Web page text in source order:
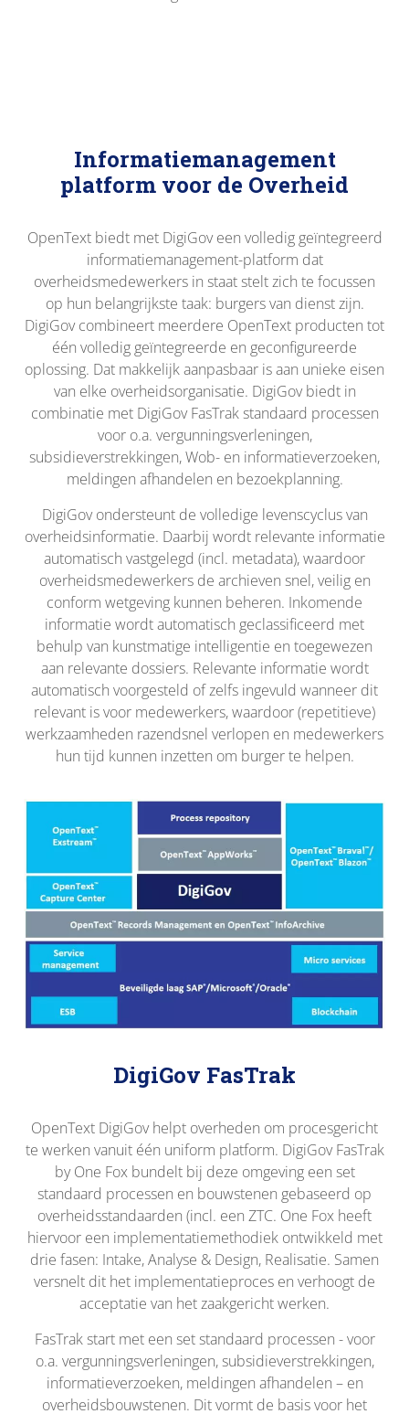
Informatiemanagement
platform voor de Overheid
OpenText biedt met DigiGov een volledig geïntegreerd
informatiemanagement-platform dat
overheidsmedewerkers in staat stelt zich te focussen
op hun belangrijkste taak: burgers van dienst zijn.
DigiGov combineert meerdere OpenText producten tot
één volledig geïntegreerde en geconfigureerde
oplossing. Dat makkelijk aanpasbaar is aan unieke eisen
van elke overheidsorganisatie. DigiGov biedt in
combinatie met DigiGov FasTrak standaard processen
voor o.a. vergunningsverleningen,
subsidieverstrekkingen, Wob- en informatieverzoeken,
meldingen afhandelen en bezoekplanning.
DigiGov ondersteunt de volledige levenscyclus van
overheidsinformatie. Daarbij wordt relevante informatie
automatisch vastgelegd (incl. metadata), waardoor
overheidsmedewerkers de archieven snel, veilig en
conform wetgeving kunnen beheren. Inkomende
informatie wordt automatisch geclassificeerd met
behulp van kunstmatige intelligentie en toegewezen
aan relevante dossiers. Relevante informatie wordt
automatisch voorgesteld of zelfs ingevuld wanneer dit
relevant is voor medewerkers, waardoor (repetitieve)
werkzaamheden razendsnel verlopen en medewerkers
hun tijd kunnen inzetten om burger te helpen.
DigiGov FasTrak
OpenText DigiGov helpt overheden om procesgericht
te werken vanuit één uniform platform. DigiGov FasTrak
by One Fox bundelt bij deze omgeving een set
standaard processen en bouwstenen gebaseerd op
overheidsstandaarden (incl. een ZTC. One Fox heeft
hiervoor een implementatiemethodiek ontwikkeld met
drie fasen: Intake, Analyse & Design, Realisatie. Samen
versnelt dit het implementatieproces en verhoogt de
acceptatie van het zaakgericht werken.
FasTrak start met een set standaard processen - voor
o.a. vergunningsverleningen, subsidieverstrekkingen,
informatieverzoeken, meldingen afhandelen – en
overheidsbouwstenen. Dit vormt de basis voor het